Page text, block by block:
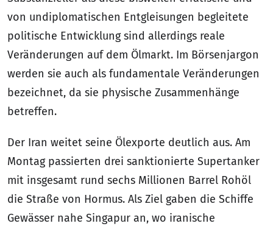
von undiplomatischen Entgleisungen begleitete
politische Entwicklung sind allerdings reale
Veränderungen auf dem Ölmarkt. Im Börsenjargon
werden sie auch als fundamentale Veränderungen
bezeichnet, da sie physische Zusammenhänge
betreffen.
Der Iran weitet seine Ölexporte deutlich aus. Am
Montag passierten drei sanktionierte Supertanker
mit insgesamt rund sechs Millionen Barrel Rohöl
die Straße von Hormus. Als Ziel gaben die Schiffe
Gewässer nahe Singapur an, wo iranische